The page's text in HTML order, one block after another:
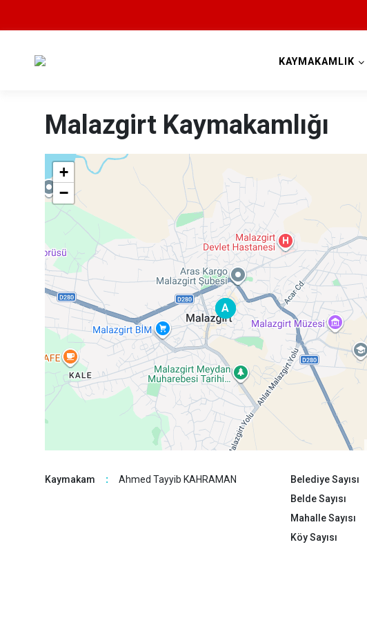
KAYMAKAMLIK
Malazgirt Kaymakamlığı
A
A
+
−
Kaymakam : Ahmed Tayyib KAHRAMAN Belediye Sayısı
Belde Sayısı
Mahalle Sayısı
Köy Sayısı